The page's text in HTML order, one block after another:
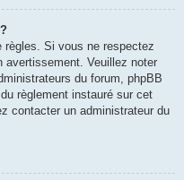
règles. Si vous ne respectez
avertissement. Veuillez noter
du forum, phpBB
règlement instauré sur cet
contacter un administrateur du